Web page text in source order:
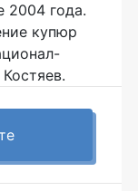
2004 года.
купюр